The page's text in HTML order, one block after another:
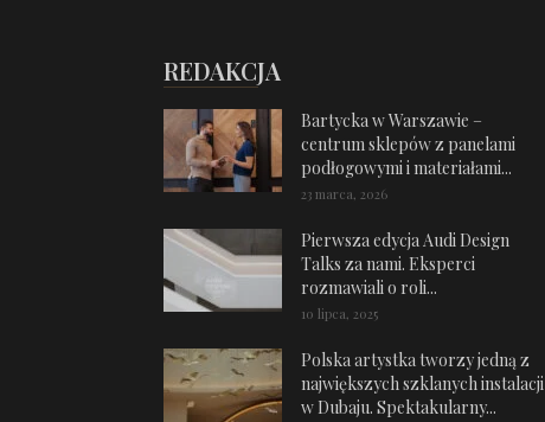
REDAKCJA
Bartycka w Warszawie –
centrum sklepów z panelami
podłogowymi i materiałami...
23 marca, 2026
Pierwsza edycja Audi Design
Talks za nami. Eksperci
rozmawiali o roli...
10 lipca, 2025
Polska artystka tworzy jedną z
największych szklanych instalacji
w Dubaju. Spektakularny...